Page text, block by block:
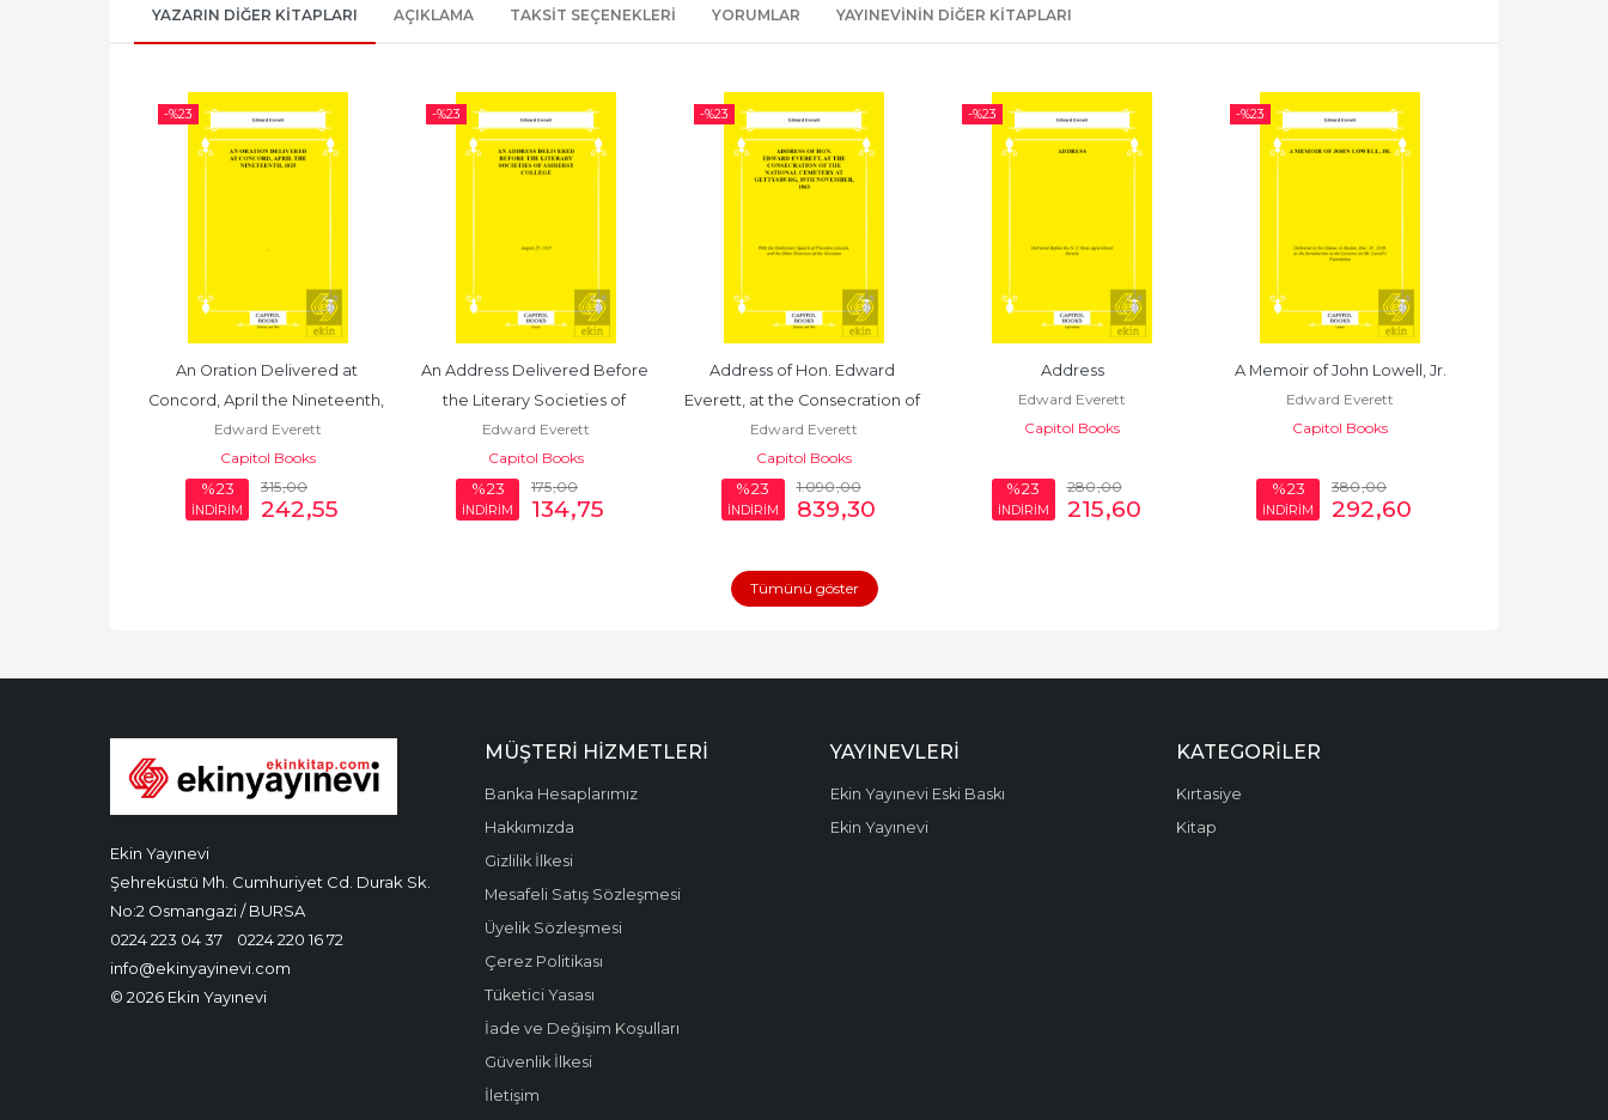
YAZARIN DIĞER KITAPLARI AÇIKLAMA TAKSIT SEÇENEKLERI YORUMLAR YAYINEVININ DIĞER KITAPLARI
-%23
An Oration Delivered at
Concord, April the Nineteenth,
1825
Edward Everett
Capitol Books
%23
İNDİRİM
315,00
242,55
-%23
An Address Delivered Before
the Literary Societies of
Amherst College
Edward Everett
Capitol Books
%23
İNDİRİM
175,00
134,75
-%23
Address of Hon. Edward
Everett, at the Consecration of
the National...
Edward Everett
Capitol Books
%23
İNDİRİM
1.090,00
839,30
-%23
Address
Edward Everett
Capitol Books
%23
İNDİRİM
280,00
215,60
-%23
A Memoir of John Lowell, Jr.
Edward Everett
Capitol Books
%23
İNDİRİM
380,00
292,60
Tümünü göster
Ekin Yayınevi
Şehreküstü Mh. Cumhuriyet Cd. Durak Sk.
No:2 Osmangazi / BURSA
0224 223 04 37
0224 220 16 72
info@ekinyayinevi.com
© 2026 Ekin Yayınevi
MÜŞTERI HIZMETLERI
Banka Hesaplarımız
Hakkımızda
Gizlilik İlkesi
Mesafeli Satış Sözleşmesi
Üyelik Sözleşmesi
Çerez Politikası
Tüketici Yasası
İade ve Değişim Koşulları
Güvenlik İlkesi
İletişim
YAYINEVLERI
Ekin Yayınevi Eski Baskı
Ekin Yayınevi
KATEGORILER
Kırtasiye
Kitap